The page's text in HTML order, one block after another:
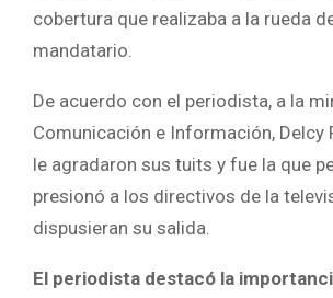
cobertura que realizaba a la rueda
mandatario.
De acuerdo con el periodista, a la
Comunicación e Información, Delcy
le agradaron sus tuits y fue la que
presionó a los directivos de la
dispusieran su salida.
El periodista destacó la